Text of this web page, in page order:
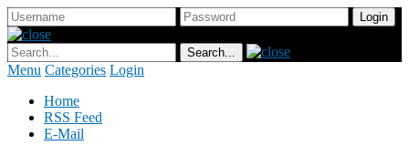
Menu Categories Login
Home
RSS Feed
E-Mail